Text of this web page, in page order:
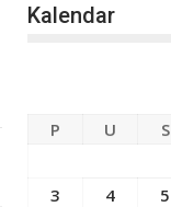
Kalendar
P U S
3
4 5